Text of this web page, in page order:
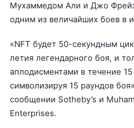
Мухаммедом Али и Джо
одним из величайших боев в
«NFT будет 50-секундным
летия легендарного боя, и
аплодисментами в течение
символизируя 15 раундов
сообщении Sotheby’s и
Enterprises.